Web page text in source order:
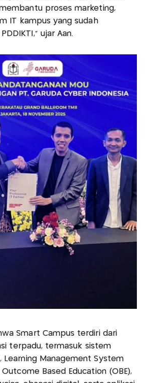
proses marketing,
IT kampus yang sudah
ujar Aan.
Smart Campus terdiri dari
terpadu, termasuk sistem
Learning Management System
Based Education (OBE),